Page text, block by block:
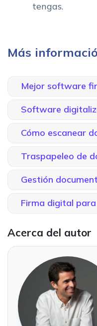
tengas.
Más
Mejor software
Software
Cómo escanear
Traspapeleo de
Gestión
Firma digital
Acerca del autor